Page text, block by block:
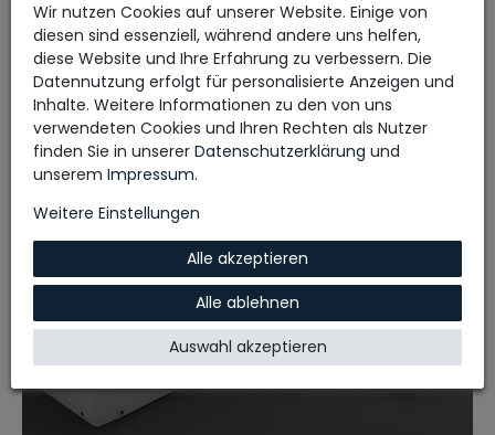
Wir nutzen Cookies auf unserer Website. Einige von
diesen sind essenziell, während andere uns helfen,
diese Website und Ihre Erfahrung zu verbessern. Die
Datennutzung erfolgt für personalisierte Anzeigen und
Inhalte. Weitere Informationen zu den von uns
verwendeten Cookies und Ihren Rechten als Nutzer
finden Sie in unserer Daten­schutz­erklärung und
unserem Impressum.
Weitere Einstellungen
Alle akzeptieren
Alle ablehnen
Auswahl akzeptieren